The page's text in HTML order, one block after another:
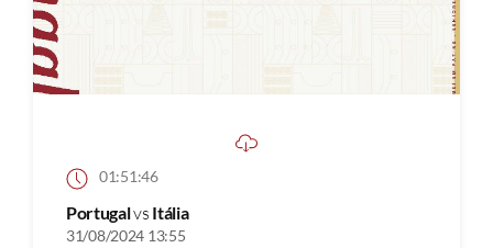
01:51:46
Portugalvs Itália
31/08/2024 13:55